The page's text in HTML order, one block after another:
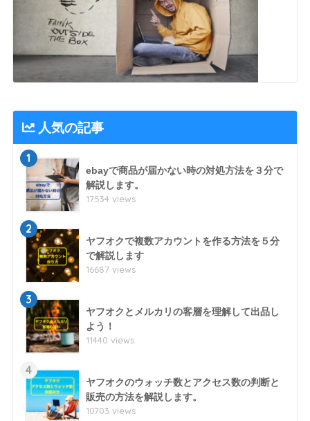
人気の記事
1
ebayで商品が届かない時の対処方法を３分で
解説します。
17534 views
2
ヤフオクで複数アカウントを作る方法を５分
で解説します
16687 views
3
ヤフオクとメルカリの客層を理解して出品し
よう！
11440 views
4
ヤフオクのウォッチ数とアクセス数の判断と
販売の方法を解説します。
10703 views